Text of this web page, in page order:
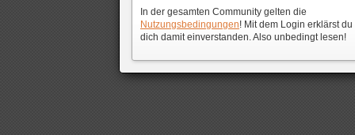
In der gesamten Community gelten die
Nutzungsbedingungen! Mit dem Login erklärst du
dich damit einverstanden. Also unbedingt lesen!